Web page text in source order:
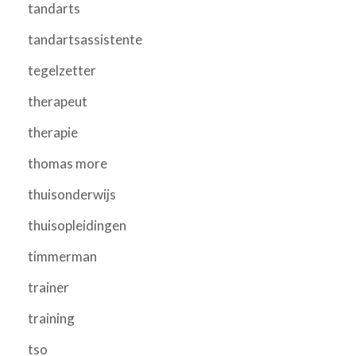
tandarts
tandartsassistente
tegelzetter
therapeut
therapie
thomas more
thuisonderwijs
thuisopleidingen
timmerman
trainer
training
tso